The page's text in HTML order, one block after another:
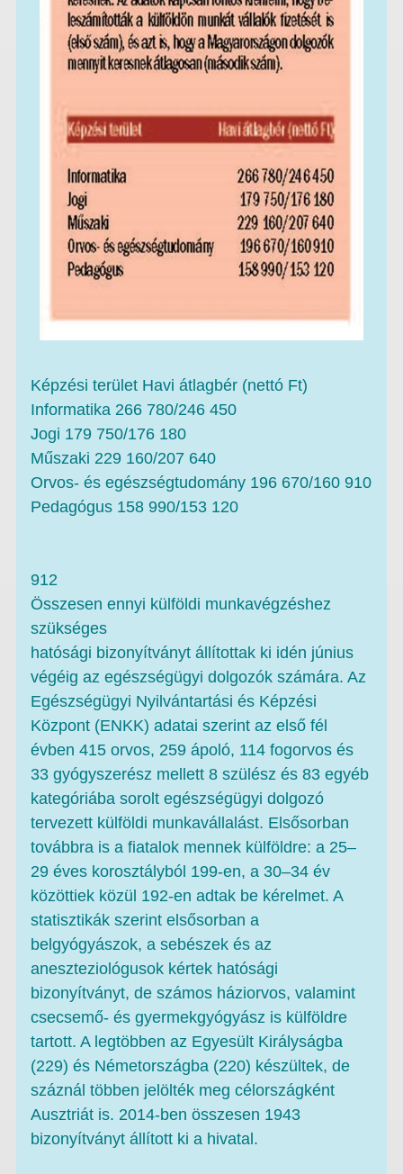
Képzési terület Havi átlagbér (nettó Ft)
Informatika 266 780/246 450
Jogi 179 750/176 180
Műszaki 229 160/207 640
Orvos- és egészségtudomány 196 670/160 910
Pedagógus 158 990/153 120
912
Összesen ennyi külföldi munkavégzéshez
szükséges
hatósági bizonyítványt állítottak ki idén június
végéig az egészségügyi dolgozók számára. Az
Egészségügyi Nyilvántartási és Képzési
Központ (ENKK) adatai szerint az első fél
évben 415 orvos, 259 ápoló, 114 fogorvos és
33 gyógyszerész mellett 8 szülész és 83 egyéb
kategóriába sorolt egészségügyi dolgozó
tervezett külföldi munkavállalást. Elsősorban
továbbra is a fiatalok mennek külföldre: a 25–
29 éves korosztályból 199-en, a 30–34 év
közöttiek közül 192-en adtak be kérelmet. A
statisztikák szerint elsősorban a
belgyógyászok, a sebészek és az
aneszteziológusok kértek hatósági
bizonyítványt, de számos háziorvos, valamint
csecsemő- és gyermekgyógyász is külföldre
tartott. A legtöbben az Egyesült Királyságba
(229) és Németországba (220) készültek, de
száznál többen jelölték meg célországként
Ausztriát is. 2014-ben összesen 1943
bizonyítványt állított ki a hivatal.